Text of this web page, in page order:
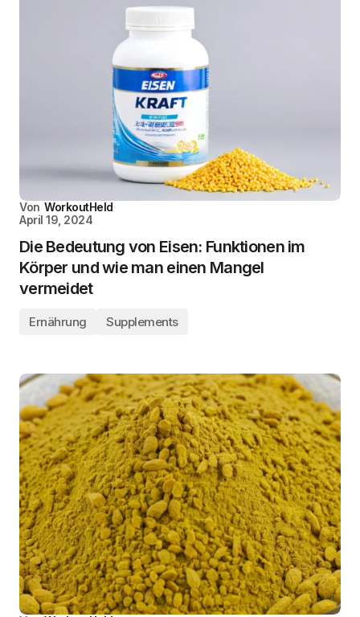
Von WorkoutHeld
April 19, 2024
Die Bedeutung von Eisen: Funktionen im
Körper und wie man einen Mangel
vermeidet
Ernährung Supplements